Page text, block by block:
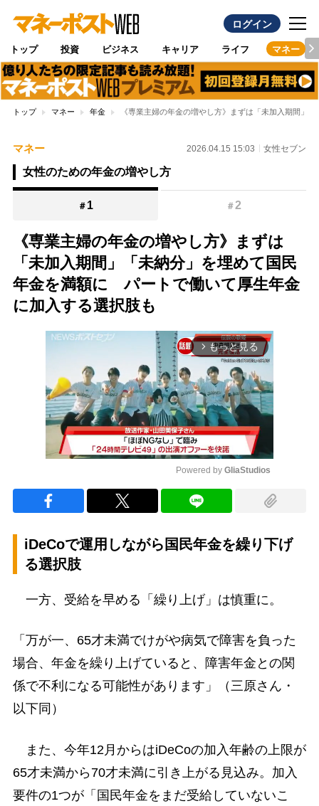
ログイン
トップ 投資 ビジネス キャリア ライフ マネー
トップ マネー 年金 《専業主婦の年金の増やし方》まずは「未加入期間」
マネー 2026.04.15 15:03 女性セブン
女性のための年金の増やし方
＃ 1 ＃2
《専業主婦の年金の増やし方》まずは
「未加入期間」「未納分」を埋めて国民
年金を満額に パートで働いて厚生年金
に加入する選択肢も
arrow_forward_ios もっと見る
Powered by GliaStudios
iDeCoで運用しながら国民年金を繰り下げ
る選択肢
一方、受給を早める「繰り上げ」は慎重に。
「万が一、65才未満でけがや病気で障害を負った
場合、年金を繰り上げていると、障害年金との関
係で不利になる可能性があります」（三原さん・
以下同）
また、今年12月からはiDeCoの加入年齢の上限が
65才未満から70才未満に引き上がる見込み。加入
要件の1つが「国民年金をまだ受給していないこ